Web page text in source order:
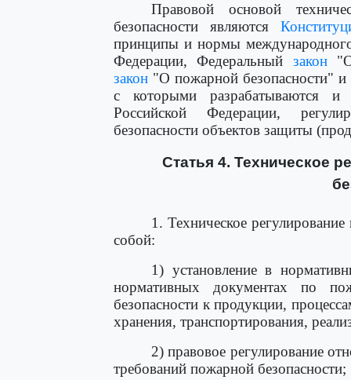
Правовой основой
безопасности являются
принципы и нормы
Федерации, Федеральный закон"О
закон "О пожарной безопасности" и
с которыми разрабатываются
Российской Федерации,
безопасности объектов защиты
Статья 4. Техническое
1. Техническое
собой:
1) установление в
нормативных документах по
безопасности к продукции,
хранения, транспортирования,
2) правовое регулирование
требований пожарной безопасности;